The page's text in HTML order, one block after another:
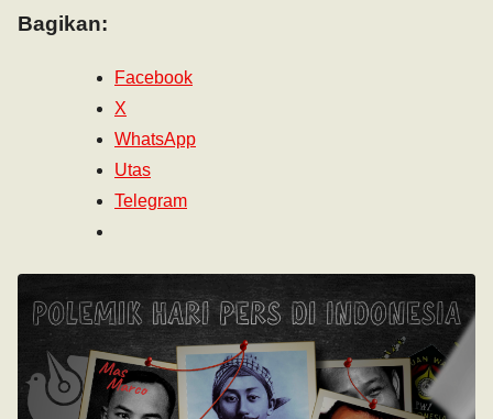
Bagikan:
Facebook
X
WhatsApp
Utas
Telegram